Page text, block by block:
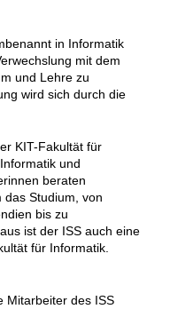
in Informatik
mit dem
und Lehre zu
wird sich durch die
KIT-Fakultät für
und
beraten
Studium, von
bis zu
ist der ISS auch eine
für Informatik.
Mitarbeiter des ISS